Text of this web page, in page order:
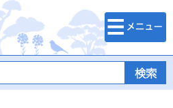
検索・メニュ
ー